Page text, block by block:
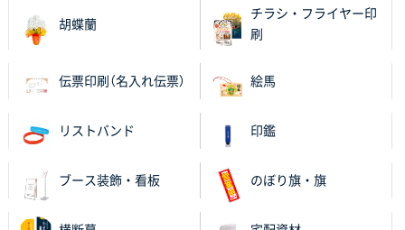
昨年利用した時に、納期と金額面でかなり業者さんを
比較して決めさせていただきました。 昨年注文分も、
納期がギリギリだったにも関わらず、丁寧に対応して
対応を頂いており助かっております。
和歌山県S社様
2025年11月05日 11:13
胡蝶蘭
チラシ・フライヤー印
刷
伝票印刷（名入れ伝票） 絵馬
リストバンド 印鑑
ブース装飾・看板 のぼり旗・旗